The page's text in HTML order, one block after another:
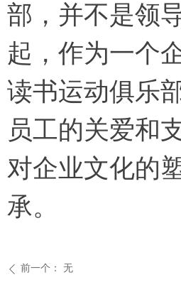
部，并不是领
起，作为一个
读书运动俱乐
员工的关爱和
对企业文化的
承。
ꄴ 前一个： 无